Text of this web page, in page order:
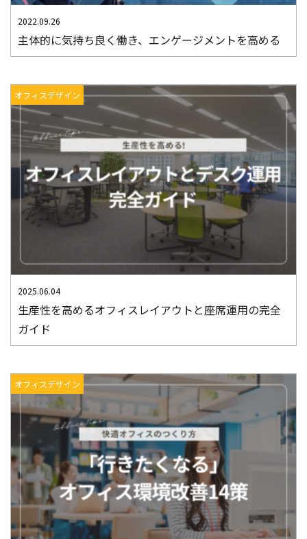
2022.09.26
主体的に気持ち良く働き、エンゲージメントを高める
オフィスデザイン
2025.06.04
生産性を高めるオフィスレイアウトと座席運用の完全
ガイド
オフィスデザイン